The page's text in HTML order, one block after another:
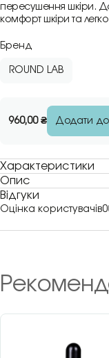
пересушення шкіри.
комфорт шкіри та
Бренд
ROUND LAB
960,00₴ Додати
Характеристики
Опис
Відгуки
Оцінка користувачів0